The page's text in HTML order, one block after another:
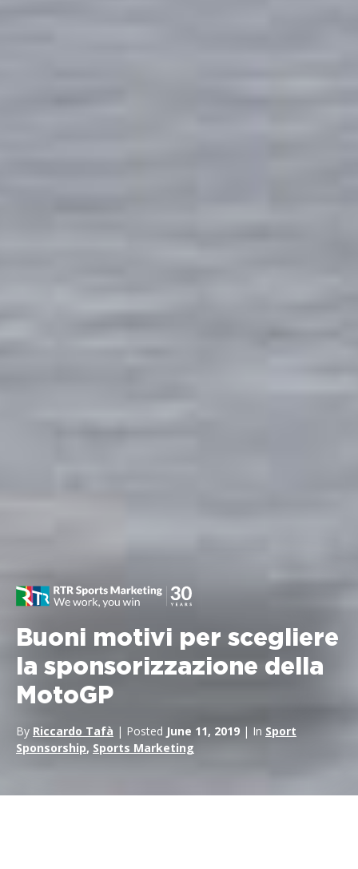
Buoni motivi per scegliere
la sponsorizzazione della
MotoGP
By Riccardo Tafà | Posted June 11, 2019 | In Sport
Sponsorship, Sports Marketing